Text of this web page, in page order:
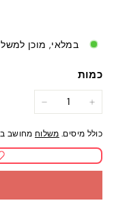
במלאי, מוכן
כמות
כולל מיסים. משלוח מחושב